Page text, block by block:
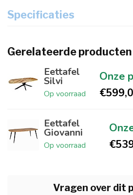
Specificaties
Gerelateerde producten
Eettafel
Silvi
Op voorraad
Eettafel
Giovanni
Op voorraad
Vragen over dit